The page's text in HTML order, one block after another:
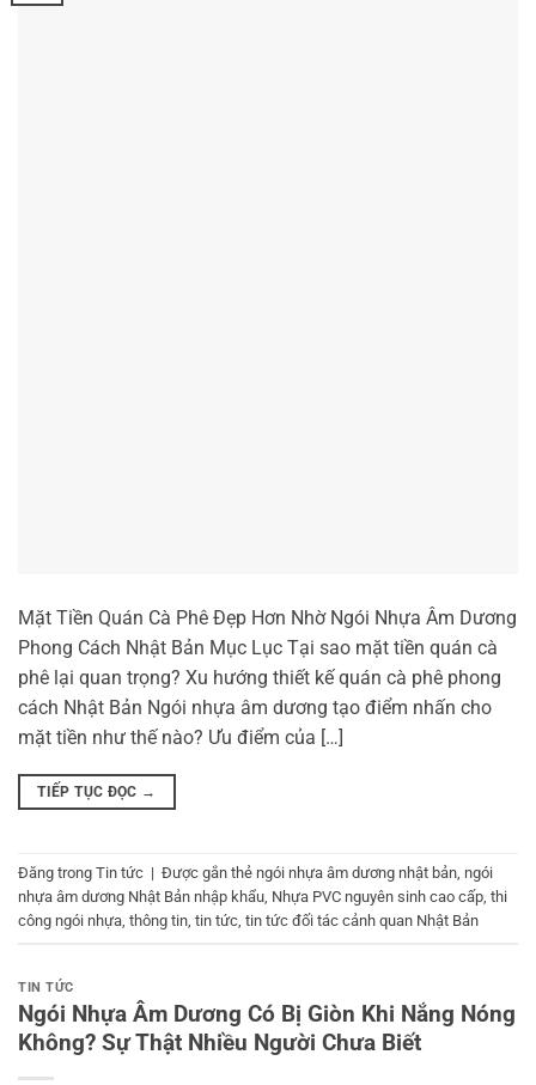
Mặt Tiền Quán Cà Phê Đẹp Hơn Nhờ Ngói Nhựa Âm Dương
Phong Cách Nhật Bản Mục Lục Tại sao mặt tiền quán cà
phê lại quan trọng? Xu hướng thiết kế quán cà phê phong
cách Nhật Bản Ngói nhựa âm dương tạo điểm nhấn cho
mặt tiền như thế nào? Ưu điểm của […]
TIẾP TỤC ĐỌC →
Đăng trong Tin tức | Được gắn thẻ ngói nhựa âm dương nhật bản, ngói
nhựa âm dương Nhật Bản nhập khẩu, Nhựa PVC nguyên sinh cao cấp, thi
công ngói nhựa, thông tin, tin tức, tin tức đối tác cảnh quan Nhật Bản
TIN TỨC
Ngói Nhựa Âm Dương Có Bị Giòn Khi Nắng Nóng
Không? Sự Thật Nhiều Người Chưa Biết